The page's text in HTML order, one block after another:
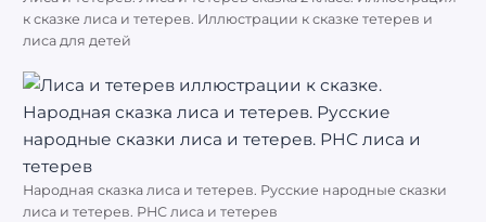
к сказке лиса и тетерев. Иллюстрации к сказке тетерев и
лиса для детей
Народная сказка лиса и тетерев. Русские народные сказки
лиса и тетерев. РНС лиса и тетерев